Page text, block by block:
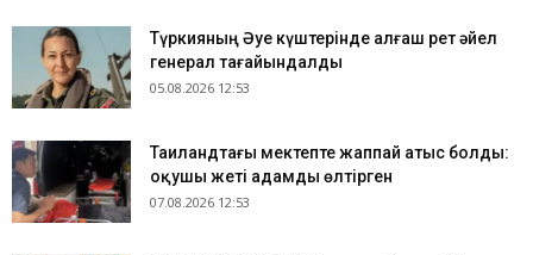
Түркияның Әуе күштерінде алғаш рет әйел
генерал тағайындалды
05.08.2026 12:53
Таиландтағы мектепте жаппай атыс болды:
оқушы жеті адамды өлтірген
07.08.2026 12:53